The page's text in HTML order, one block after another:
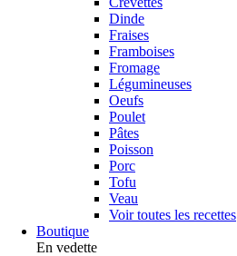
Dinde
Fraises
Framboises
Fromage
Légumineuses
Oeufs
Poulet
Pâtes
Poisson
Porc
Tofu
Veau
Voir toutes les recettes
Boutique
En vedette